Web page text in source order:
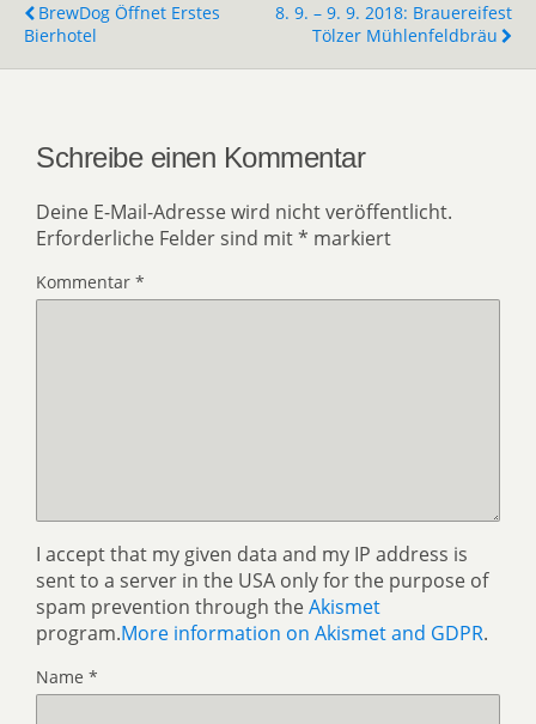
BrewDog Öffnet Erstes
Bierhotel
8. 9. – 9. 9. 2018: Brauereifest
Tölzer Mühlenfeldbräu
Schreibe einen Kommentar
Deine E-Mail-Adresse wird nicht veröffentlicht.
Erforderliche Felder sind mit* markiert
Kommentar *
I accept that my given data and my IP address is
sent to a server in the USA only for the purpose of
spam prevention through theAkismet
program.More information on Akismet and GDPR.
Name *